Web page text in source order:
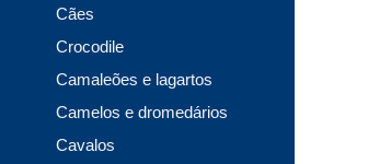
Cães
Crocodile
Camaleões e lagartos
Camelos e dromedários
Cavalos